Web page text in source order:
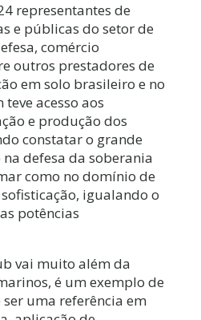
representantes de
e públicas do setor de
comércio
outros prestadores de
em solo brasileiro e no
acesso aos
e produção dos
constatar o grande
defesa da soberania
como no domínio de
igualando o
potências
vai muito além da
é um exemplo de
uma referência em